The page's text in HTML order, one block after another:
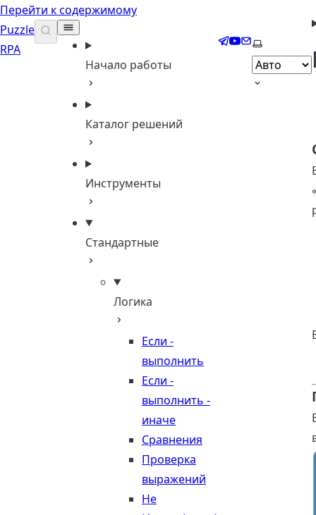
Перейти к содержимому
Puzzle
RPA
Начало работы
Каталог решений
Инструменты
Стандартные
Логика
Если -
выполнить
Если -
выполнить -
иначе
Сравнения
Проверка
выражений
Не
Telegram
YouTube
EmailВыберите